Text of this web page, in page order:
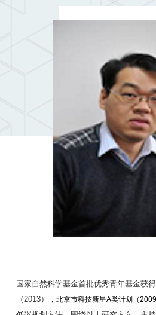
国家自然科学基金首批优秀青年基金获
（2013）， 北京市科技新星A类计划（2009